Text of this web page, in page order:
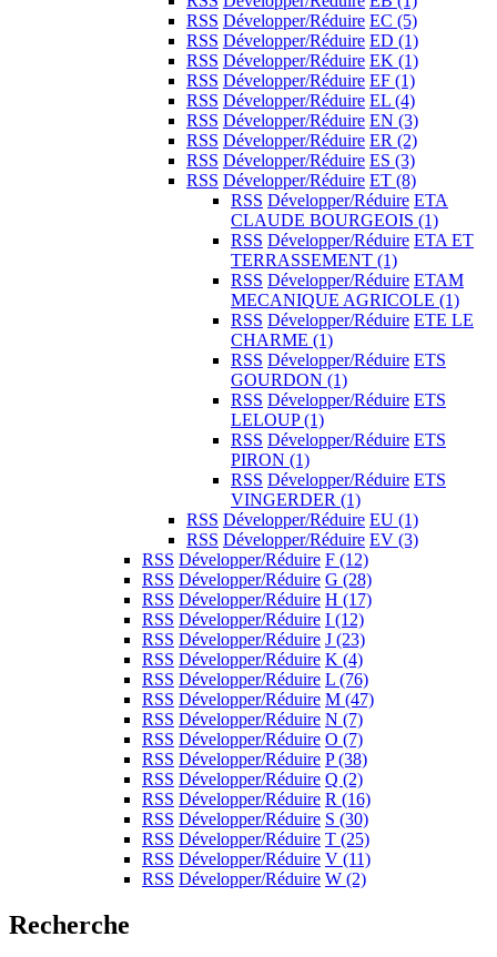
RSS Développer/Réduire EC (5)
RSS Développer/Réduire ED (1)
RSS Développer/Réduire EK (1)
RSS Développer/Réduire EF (1)
RSS Développer/Réduire EL (4)
RSS Développer/Réduire EN (3)
RSS Développer/Réduire ER (2)
RSS Développer/Réduire ES (3)
RSS Développer/Réduire ET (8)
RSS Développer/Réduire ETA
CLAUDE BOURGEOIS (1)
RSS Développer/Réduire ETA ET
TERRASSEMENT (1)
RSS Développer/Réduire ETAM
MECANIQUE AGRICOLE (1)
RSS Développer/Réduire ETE LE
CHARME (1)
RSS Développer/Réduire ETS
GOURDON (1)
RSS Développer/Réduire ETS
LELOUP(1)
RSS Développer/Réduire ETS
PIRON (1)
RSS Développer/Réduire ETS
VINGERDER (1)
RSS Développer/Réduire EU (1)
RSS Développer/Réduire EV (3)
RSS Développer/Réduire F (12)
RSS Développer/Réduire G (28)
RSS Développer/Réduire H (17)
RSS Développer/Réduire I (12)
RSS Développer/Réduire J (23)
RSS Développer/Réduire K (4)
RSS Développer/Réduire L (76)
RSS Développer/Réduire M (47)
RSS Développer/Réduire N (7)
RSS Développer/Réduire O (7)
RSS Développer/Réduire P(38)
RSS Développer/Réduire Q (2)
RSS Développer/Réduire R (16)
RSS Développer/Réduire S (30)
RSS Développer/Réduire T (25)
RSS Développer/Réduire V (11)
RSS Développer/Réduire W (2)
Recherche